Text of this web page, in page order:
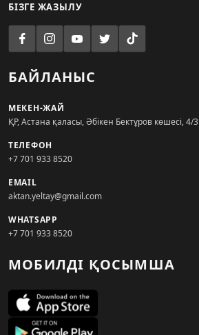
БІЗГЕ ЖАЗЫЛУ
БАЙЛАНЫС
МЕКЕН-ЖАЙ
ҚР, Астана қаласы, Әбікен Бектұров көшесі, 4/3
ТЕЛЕФОН
+7 701 933 8520
EMAIL
aktan.yeltay@gmail.com
WHATSAPP
+7 701 933 8520
МОБИЛДІ ҚОСЫМША